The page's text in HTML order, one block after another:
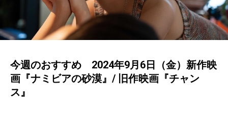
今週のおすすめ 2024年9月6日（金）新作映
画『ナミビアの砂漠』/ 旧作映画『チャン
ス』